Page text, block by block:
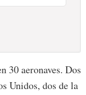
30 aeronaves. Dos
Unidos, dos de la